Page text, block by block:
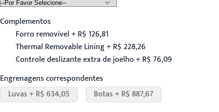
Complementos
Forro removível + R$ 126,81
Thermal Removable Lining + R$ 228,26
Controle deslizante extra de joelho + R$ 76,09
Engrenagens correspondentes
Luvas + R$ 634,05
Botas + R$ 887,67